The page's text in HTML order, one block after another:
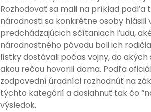
Rozhodovať sa mali na príklad podľa
národnosti sa konkrétne osoby hlásili
predchádzajúcich sčítaniach ľudu,
národnostného pôvodu boli ich
lístky dostávali počas vojny, do akých
akou rečou hovorili doma. Podľa
zodpovední úradníci rozhodnúť na
týchto kategórií a dosiahnuť tak čo
výsledok.